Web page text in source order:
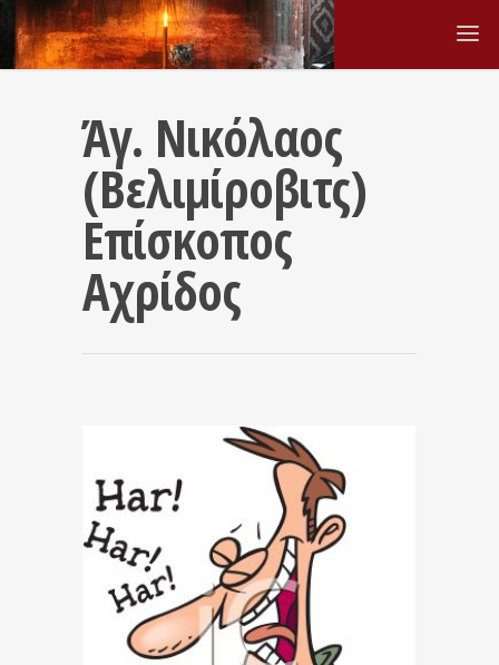
Άγ. Νικόλαος
(Βελιμίροβιτς)
Επίσκοπος
Αχρίδος